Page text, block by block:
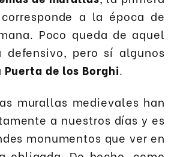
a la época de
Poco queda de aquel
defensivo, pero sí algunos
Puerta de los Borghi.
murallas medievales han
a nuestros días y es
monumentos que ver en